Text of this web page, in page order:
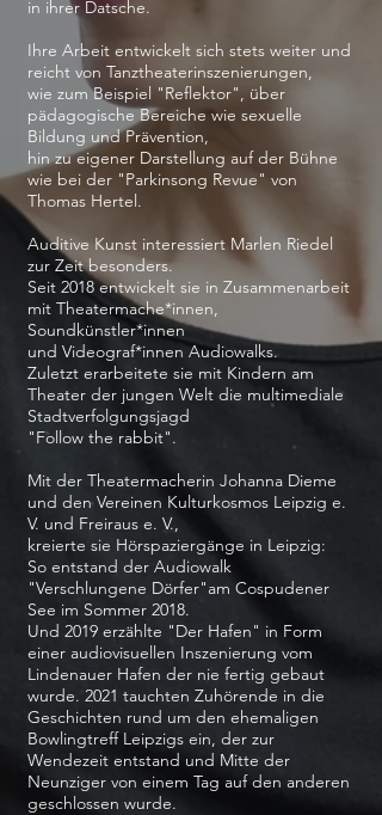
in ihrer Datsche.
Ihre Arbeit entwickelt sich stets weiter und
reicht von Tanztheaterinszenierungen,
wie zum Beispiel "Reflektor", über
pädagogische Bereiche wie sexuelle
Bildung und Prävention,
hin zu eigener Darstellung auf der Bühne
wie bei der "Parkinsong Revue" von
Thomas Hertel.
Auditive Kunst interessiert Marlen Riedel
zur Zeit besonders.
Seit 2018 entwickelt sie in Zusammenarbeit
mit Theatermache*innen,
Soundkünstler*innen
und Videograf*innen Audiowalks.
Zuletzt erarbeitete sie mit Kindern am
Theater der jungen Welt die multimediale
Stadtverfolgungsjagd
"Follow the rabbit".
Mit der Theatermacherin Johanna Dieme
und den Vereinen Kulturkosmos Leipzig e.
V. und Freiraus e. V.,
kreierte sie Hörspaziergänge in Leipzig:
So entstand der Audiowalk
"Verschlungene Dörfer"am Cospudener
See im Sommer 2018.
Und 2019 erzählte "Der Hafen" in Form
einer audiovisuellen Inszenierung vom
Lindenauer Hafen der nie fertig gebaut
wurde. 2021 tauchten Zuhörende in die
Geschichten rund um den ehemaligen
Bowlingtreff Leipzigs ein, der zur
Wendezeit entstand und Mitte der
Neunziger von einem Tag auf den anderen
geschlossen wurde.